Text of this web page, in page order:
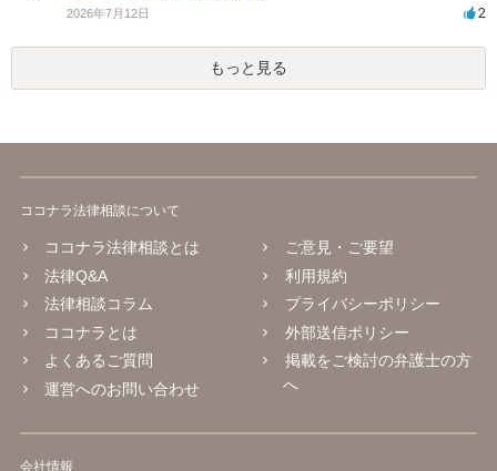
2026年7月12日 2
もっと見る
ココナラ法律相談について
ココナラ法律相談とは
法律Q&A
法律相談コラム
ココナラとは
よくあるご質問
運営へのお問い合わせ
ご意見・ご要望
利用規約
プライバシーポリシー
外部送信ポリシー
掲載をご検討の弁護士の方
へ
会社情報